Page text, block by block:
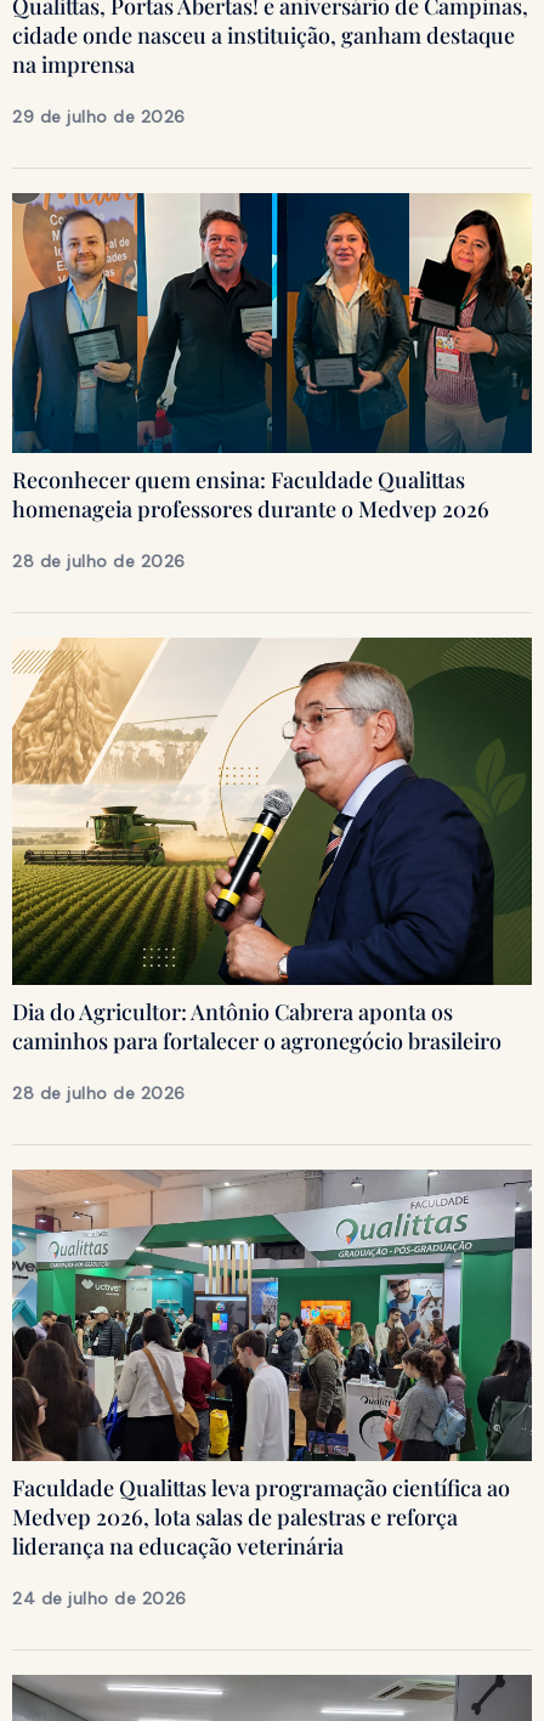
Qualittas, Portas Abertas! e aniversário de Campinas,
cidade onde nasceu a instituição, ganham destaque
na imprensa
29 de julho de 2026
Reconhecer quem ensina: Faculdade Qualittas
homenageia professores durante o Medvep 2026
28 de julho de 2026
Dia do Agricultor: Antônio Cabrera aponta os
caminhos para fortalecer o agronegócio brasileiro
28 de julho de 2026
Faculdade Qualittas leva programação científica ao
Medvep 2026, lota salas de palestras e reforça
liderança na educação veterinária
24 de julho de 2026